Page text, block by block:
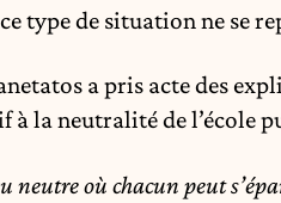
type de situation ne se
a pris acte des
à la neutralité de l’école
neutre où chacun peut